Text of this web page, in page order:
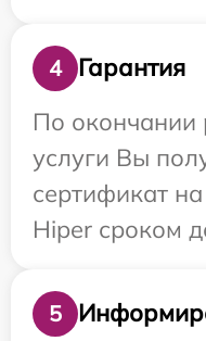
4
Гарантия
По окончании
услуги Вы
сертификат
Hiper сроком
5